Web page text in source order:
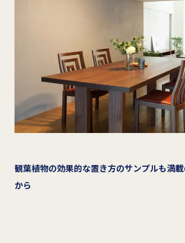
観葉植物の効果的な置き方のサンプルも満
から